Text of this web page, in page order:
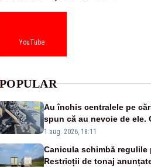
YouTube
POPULAR
Au închis centralele pe
spun că au nevoie de ele.
vina în plină criză
1 aug. 2026, 18:11
Canicula schimbă regulile
Restricții de tonaj